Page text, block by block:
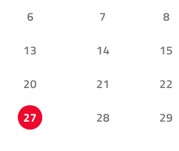
6 7 8
13 14 15
20 21 22
27 28 29